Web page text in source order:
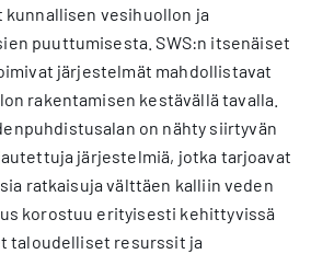
kunnallisen vesihuollon ja
puuttumisesta. SWS:n itsenäiset
järjestelmät mahdollistavat
rakentamisen kestävällä tavalla.
on nähty siirtyvän
järjestelmiä, jotka tarjoavat
ratkaisuja välttäen kalliin veden
korostuu erityisesti kehittyvissä
taloudelliset resurssit ja